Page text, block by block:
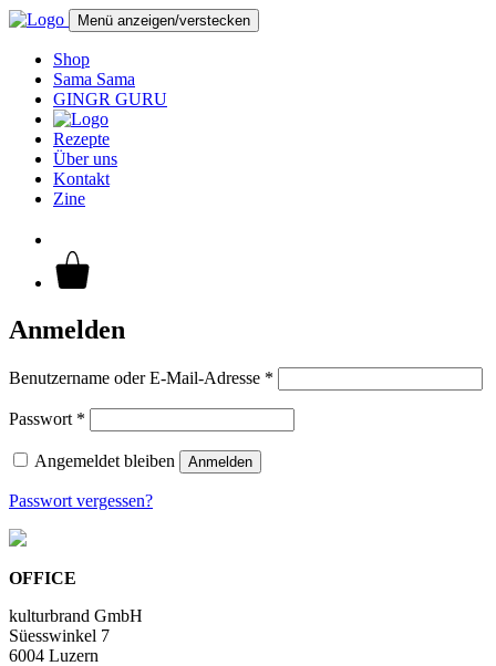
Menü anzeigen/verstecken
Shop
Sama Sama
GINGR GURU
Rezepte
Über uns
Kontakt
Zine
Anmelden
Benutzername oder E-Mail-Adresse *
Passwort *
Angemeldet bleiben Anmelden
Passwort vergessen?
OFFICE
kulturbrand GmbH
Süesswinkel 7
6004 Luzern